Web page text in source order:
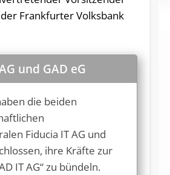
Frankfurter Volksbank
und GAD eG
die beiden
Fiducia IT AG und
ihre Kräfte zur
IT AG“ zu bündeln.